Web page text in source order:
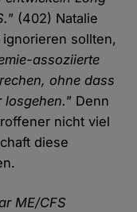
(402) Natalie
sollten,
assoziierte
ohne dass
losgehen." Denn
nicht viel
diese
ME/CFS